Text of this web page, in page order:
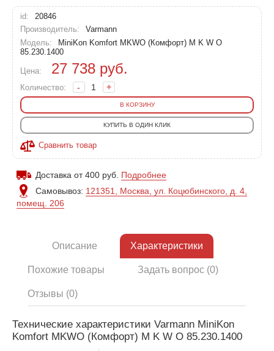
id:
20846
Производитель:
Varmann
Модель:
MiniKon Komfort MKWO (Комфорт) M K W O
85.230.1400
Цена: 27 738руб.
Количество: - +
В КОРЗИНУ
КУПИТЬ В ОДИН КЛИК
Сравнить товар
Доставка от 400 руб. Подробнее
Самовывоз: 121351, Москва, ул. Коцюбинского, д. 4,
помещ. 206
Описание Характеристики
Похожие товары Задать вопрос (0)
Отзывы (0)
Технические характеристики Varmann MiniKon
Komfort MKWO (Комфорт) M K W O 85.230.1400